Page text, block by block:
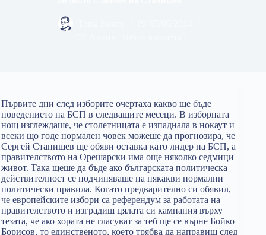
Първите дни след изборите очертаха какво ще бъде
поведението на БСП в следващите месеци. В изборната
нощ изглеждаше, че столетницата е изпаднала в нокаут и
всеки що годе нормален човек можеше да прогнозира, че
Сергей Станишев ще обяви оставка като лидер на БСП, а
правителството на Орешарски има още няколко седмици
живот. Така щеше да бъде ако българската политическа
действителност се подчиняваше на някакви нормални
политически правила. Когато предварително си обявил,
че европейските избори са референдум за работата на
правителството и изградиш цялата си кампания върху
тезата, че ако хората не гласуват за теб ще се върне Бойко
Борисов, то единственото, което трябва да направиш след